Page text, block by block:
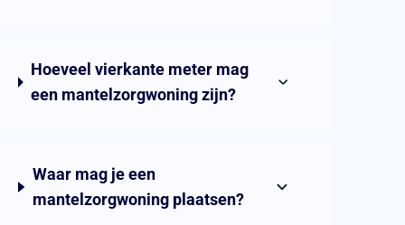
Hoeveel vierkante meter mag
een mantelzorgwoning zijn?
Waar mag je een
mantelzorgwoning plaatsen?